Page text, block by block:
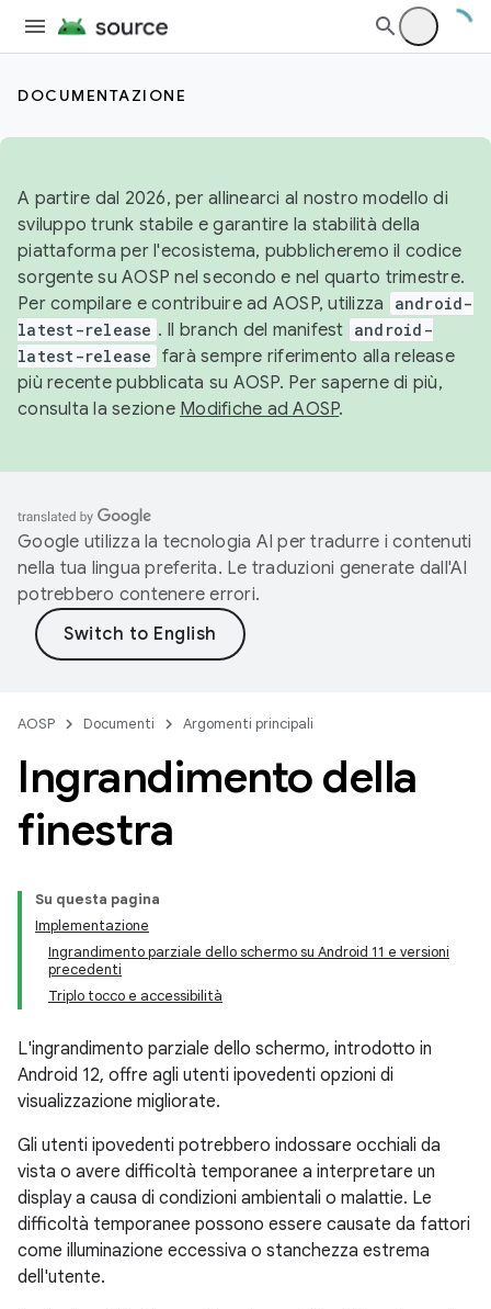
DOCUMENTAZIONE
A partire dal 2026, per allinearci al nostro modello di
sviluppo trunk stabile e garantire la stabilità della
piattaforma per l'ecosistema, pubblicheremo il codice
sorgente su AOSP nel secondo e nel quarto trimestre.
Per compilare e contribuire ad AOSP, utilizza
android-
latest-release . Il branch del manifest android-
latest-release farà sempre riferimento alla release
più recente pubblicata su AOSP. Per saperne di più,
consulta la sezione Modifiche ad AOSP.
Google utilizza la tecnologia AI per tradurre i contenuti
nella tua lingua preferita. Le traduzioni generate dall'AI
potrebbero contenere errori.
AOSP Documenti Argomenti principali
Ingrandimento della
finestra
Su questa pagina
Implementazione
Ingrandimento parziale dello schermo su Android 11 e versioni
precedenti
Triplo tocco e accessibilità
L'ingrandimento parziale dello schermo, introdotto in
Android 12, offre agli utenti ipovedenti opzioni di
visualizzazione migliorate.
Gli utenti ipovedenti potrebbero indossare occhiali da
vista o avere difficoltà temporanee a interpretare un
display a causa di condizioni ambientali o malattie. Le
difficoltà temporanee possono essere causate da fattori
come illuminazione eccessiva o stanchezza estrema
dell'utente.